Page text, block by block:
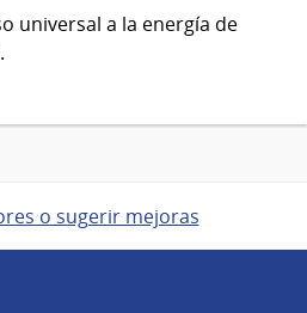
universal a la energía de
o sugerir mejoras